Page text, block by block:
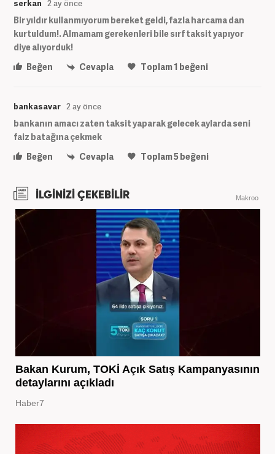
serkan 2 ay önce
Bir yıldır kullanmıyorum bereket geldi, fazla harcama dan
kurtuldum!. Almamam gerekenleri bile sırf taksit yapıyor
diye alıyorduk!
Beğen
Cevapla Toplam1 beğeni
bankasavar 2 ay önce
bankanın amacı zaten taksit yaparak gelecek aylarda seni
faiz batağına çekmek
Beğen
Cevapla Toplam5beğeni
İLGİNİZİ ÇEKEBİLİR Makroo
Bakan Kurum, TOKİ Açık Satış Kampanyasının
detaylarını açıkladı
Haber7